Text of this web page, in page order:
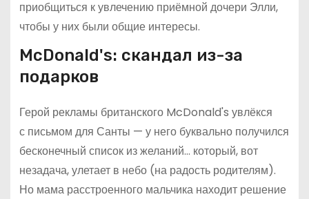
приобщиться к увлечению приёмной дочери Элли,
чтобы у них были общие интересы.
McDonald's: скандал из-за
подарков
Герой рекламы британского McDonald's увлёкся
с письмом для Санты — у него буквально получился
бесконечный список из желаний… который, вот
незадача, улетает в небо (на радость родителям).
Но мама расстроенного мальчика находит решение